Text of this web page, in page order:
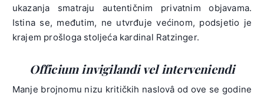
ukazanja smatraju autentičnim privatnim objavama.
Istina se, međutim, ne utvrđuje većinom, podsjetio je
krajem prošloga stoljeća kardinal Ratzinger.
Officium invigilandi vel interveniendi
Manje brojnomu nizu kritičkih naslovâ od ove se godine